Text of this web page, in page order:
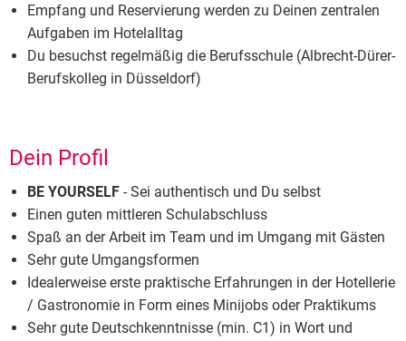
Empfang und Reservierung werden zu Deinen zentralen
Aufgaben im Hotelalltag
Du besuchst regelmäßig die Berufsschule (Albrecht-Dürer-
Berufskolleg in Düsseldorf)
Dein Profil
BE YOURSELF - Sei authentisch und Du selbst
Einen guten mittleren Schulabschluss
Spaß an der Arbeit im Team und im Umgang mit Gästen
Sehr gute Umgangsformen
Idealerweise erste praktische Erfahrungen in der Hotellerie
/ Gastronomie in Form eines Minijobs oder Praktikums
Sehr gute Deutschkenntnisse (min. C1) in Wort und